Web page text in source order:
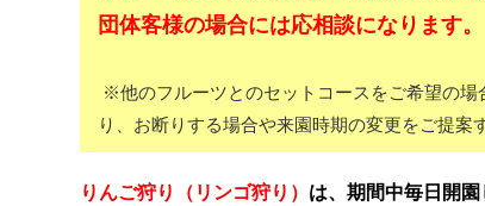
団体客様の場合には応相談になります。
※他のフルーツとのセットコースをご希望の
り、お断りする場合や来園時期の変更をご提案
りんご狩り（リンゴ狩り） は、期間中毎日開